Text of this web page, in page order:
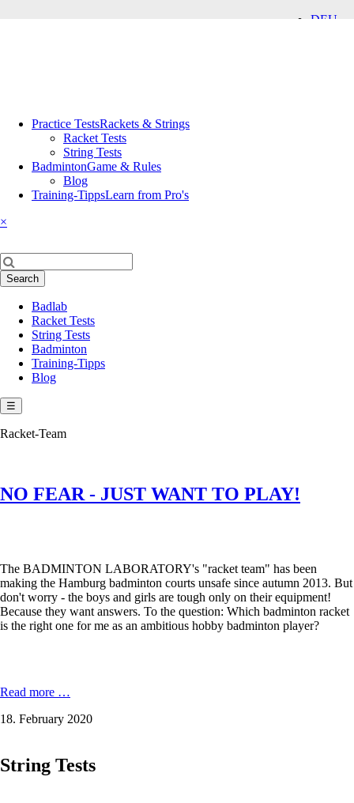
DEU
navigationPractice TestsRackets & Strings
Racket Tests
String Tests
BadmintonGame & Rules
Blog
Training-TippsLearn from Pro's
×
Keywords
Search
navigationBadlab
Racket Tests
String Tests
Badminton
Training-Tipps
Blog
☰
Racket-Team
NO FEAR - JUST WANT TO PLAY!
The BADMINTON LABORATORY's "racket team" has been
making the Hamburg badminton courts unsafe since autumn 2013. But
don't worry - the boys and girls are tough only on their equipment!
Because they want answers. To the question: Which badminton racket
is the right one for me as an ambitious hobby badminton player?
Read more …
-
TO
18. February 2020
String Tests